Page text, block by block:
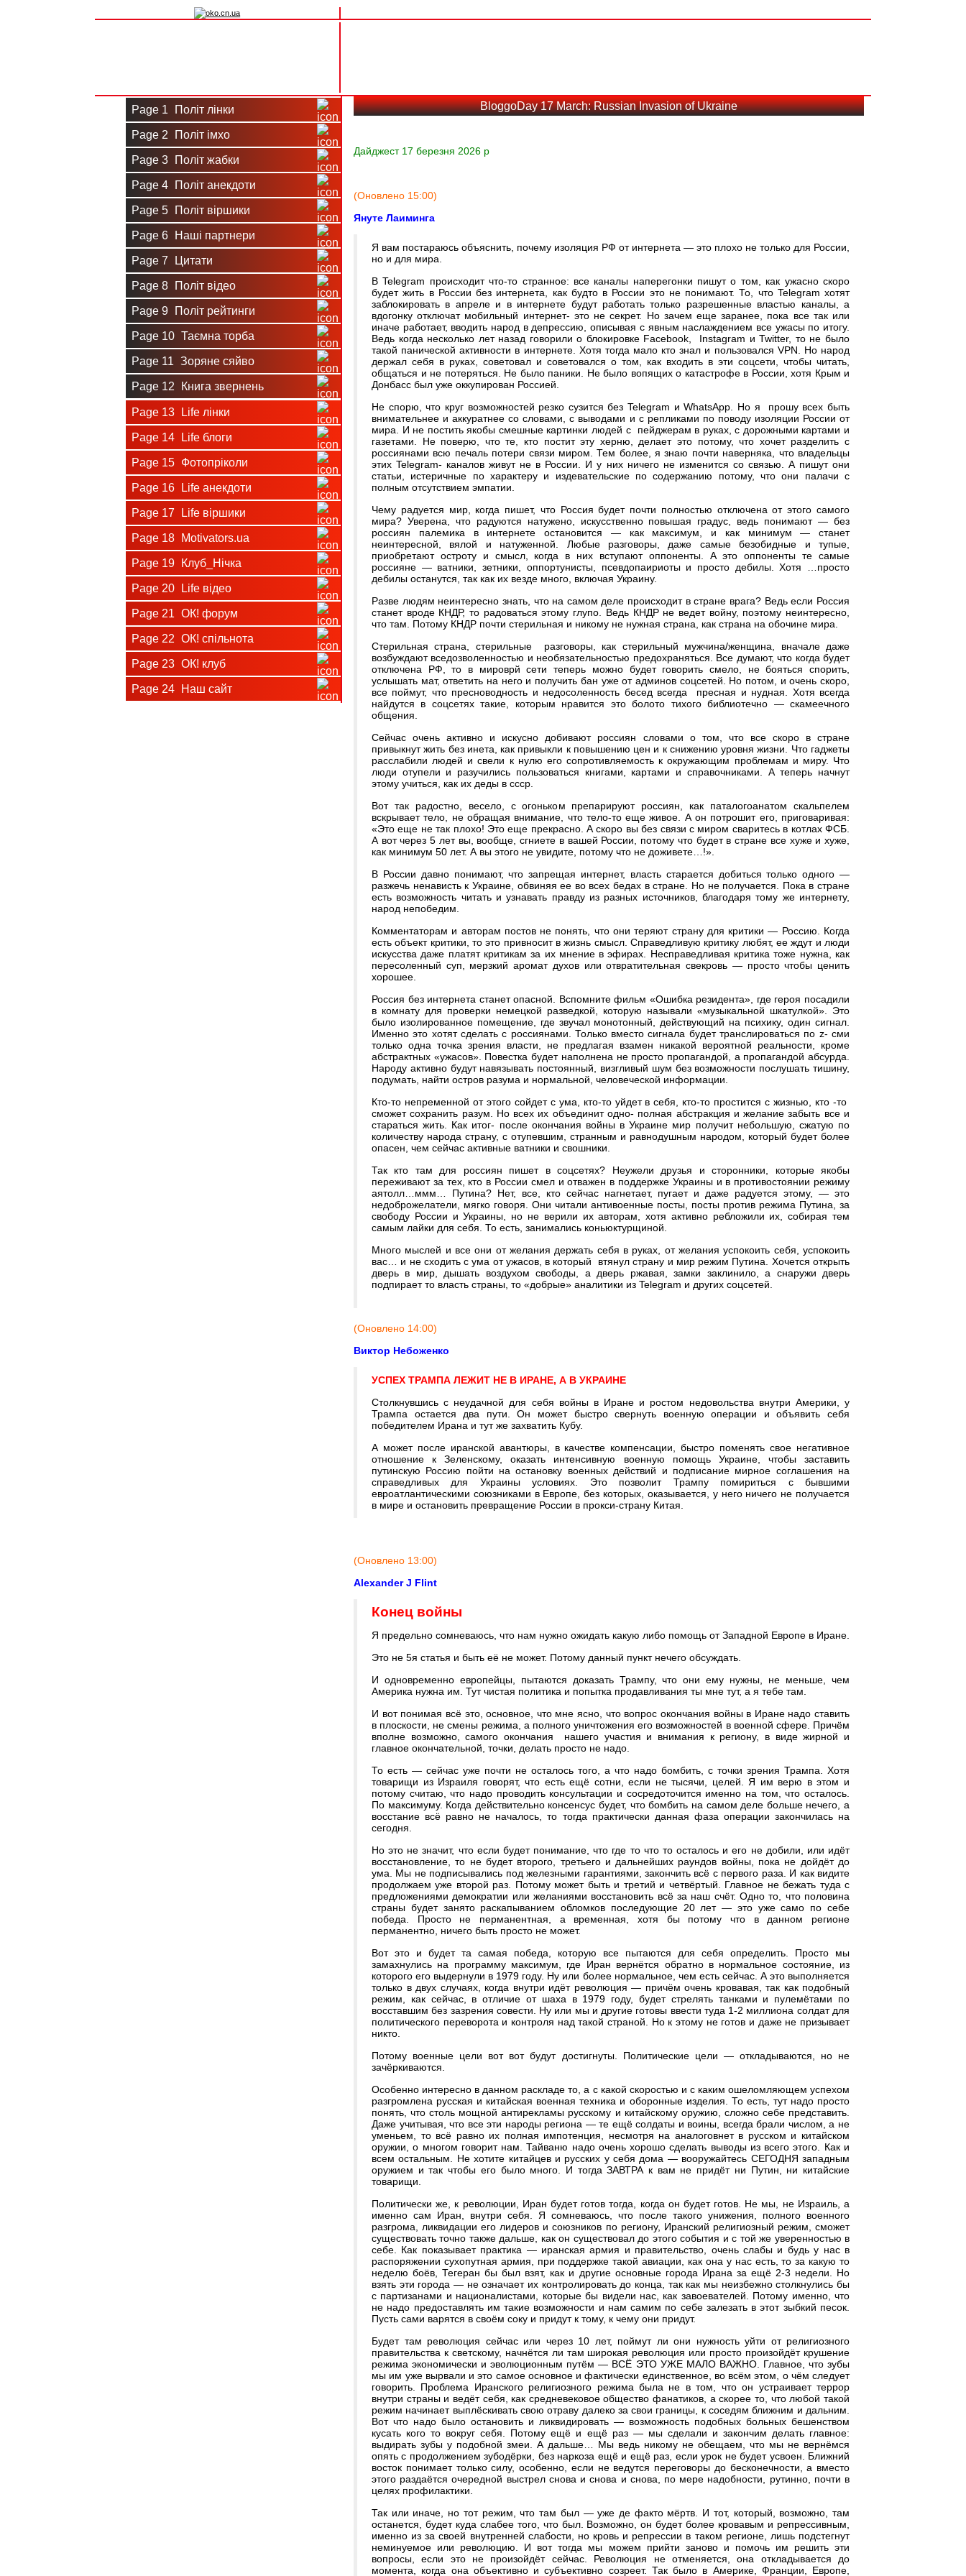
Page 1 Політ лінки
Page 2 Політ імхо
Page 3 Політ жабки
Page 4 Політ анекдоти
Page 5 Політ віршики
Page 6 Наші партнери
Page 7 Цитати
Page 8 Політ відео
Page 9 Політ рейтинги
Page 10 Таємна торба
Page 11 Зоряне сяйво
Page 12 Книга звернень
Page 13 Life лінки
Page 14 Life блоги
Page 15 Фотопріколи
Page 16 Life анекдоти
Page 17 Life віршики
Page 18 Motivators.ua
Page 19 Клуб_Нічка
Page 20 Life відео
Page 21 ОК! форум
Page 22 ОК! спільнота
Page 23 ОК! клуб
Page 24 Наш сайт
BloggoDay 17 March: Russian Invasion of Ukraine
Дайджест 17 березня 2026 р
(Оновлено 15:00)
Януте Лаиминга
Я вам постараюсь объяснить, почему изоляция РФ от интернета — это плохо не только для России,
но и для мира.
В Telegram происходит что-то странное: все каналы наперегонки пишут о том, как ужасно скоро
будет жить в России без интернета, как будто в России это не понимают. То, что Telegram хотят
заблокировать в апреле и в интернете будут работать только разрешенные властью каналы, а
вдогонку отключат мобильный интернет- это не секрет. Но зачем еще заранее, пока все так или
иначе работает, вводить народ в депрессию, описывая с явным наслаждением все ужасы по итогу.
Ведь когда несколько лет назад говорили о блокировке Facebook, Instagram и Twitter, то не было
такой панической активности в интернете. Хотя тогда мало кто знал и пользовался VPN. Но народ
держал себя в руках, советовал и советовался о том, как входить в эти соцсети, чтобы читать,
общаться и не потеряться. Не было паники. Не было вопящих о катастрофе в России, хотя Крым и
Донбасс был уже оккупирован Россией.
Не спорю, что круг возможностей резко сузится без Telegram и WhatsApp. Но я прошу всех быть
внимательнее и аккуратнее со словами, с выводами и с репликами по поводу изоляции России от
мира. И не постить якобы смешные картинки людей с пейджерам в руках, с дорожными картами и
газетами. Не поверю, что те, кто постит эту херню, делает это потому, что хочет разделить с
россиянами всю печаль потери связи миром. Тем более, я знаю почти наверняка, что владельцы
этих Telegram- каналов живут не в России. И у них ничего не изменится со связью. А пишут они
статьи, истеричные по характеру и издевательские по содержанию потому, что они палачи с
полным отсутствием эмпатии.
Чему радуется мир, когда пишет, что Россия будет почти полностью отключена от этого самого
мира? Уверена, что радуются натужено, искусственно повышая градус, ведь понимают — без
россиян палемика в интернете остановится — как максимум, и как минимум — станет
неинтересной, вялой и натуженной. Любые разговоры, даже самые безобидные и тупые,
приобретают остроту и смысл, когда в них вступают оппоненты. А это оппоненты те самые
россияне — ватники, зетники, оппортунисты, псевдопаириоты и просто дебилы. Хотя …просто
дебилы останутся, так как их везде много, включая Украину.
Разве людям неинтересно знать, что на самом деле происходит в стране врага? Ведь если Россия
станет вроде КНДР, то радоваться этому глупо. Ведь КНДР не ведет войну, поэтому неинтересно,
что там. Потому КНДР почти стерильная и никому не нужная страна, как страна на обочине мира.
Стерильная страна, стерильные разговоры, как стерильный мужчина/женщина, вначале даже
возбуждают вседозволенностью и необязательностью предохраняться. Все думают, что когда будет
отключена РФ, то в мироврй сети теперь можно будет говорить смело, не бояться спорить,
услышать мат, ответить на него и получить бан уже от админов соцсетей. Но потом, и очень скоро,
все поймут, что пресноводность и недосоленность бесед всегда пресная и нудная. Хотя всегда
найдутся в соцсетях такие, которым нравится это болото тихого библиотечно — скамеечного
общения.
Сейчас очень активно и искусно добивают россиян словами о том, что все скоро в стране
привыкнут жить без инета, как привыкли к повышению цен и к снижению уровня жизни. Что гаджеты
расслабили людей и свели к нулю его сопротивляемость к окружающим проблемам и миру. Что
люди отупели и разучились пользоваться книгами, картами и справочниками. А теперь начнут
этому учиться, как их деды в ссср.
Вот так радостно, весело, с огоньком препарируют россиян, как паталогоанатом скальпелем
вскрывает тело, не обращая внимание, что тело-то еще живое. А он потрошит его, приговаривая:
«Это еще не так плохо! Это еще прекрасно. А скоро вы без связи с миром сваритесь в котлах ФСБ.
А вот через 5 лет вы, вообще, сгниете в вашей России, потому что будет в стране все хуже и хуже,
как минимум 50 лет. А вы этого не увидите, потому что не доживете…!».
В России давно понимают, что запрещая интернет, власть старается добиться только одного —
разжечь ненависть к Украине, обвиняя ее во всех бедах в стране. Но не получается. Пока в стране
есть возможность читать и узнавать правду из разных источников, благодаря тому же интернету,
народ непобедим.
Комментаторам и авторам постов не понять, что они теряют страну для критики — Россию. Когда
есть объект критики, то это привносит в жизнь смысл. Справедливую критику любят, ее ждут и люди
искусства даже платят критикам за их мнение в эфирах. Несправедливая критика тоже нужна, как
пересоленный суп, мерзкий аромат духов или отвратительная свекровь — просто чтобы ценить
хорошее.
Россия без интернета станет опасной. Вспомните фильм «Ошибка резидента», где героя посадили
в комнату для проверки немецкой разведкой, которую называли «музыкальной шкатулкой». Это
было изолированное помещение, где звучал монотонный, действующий на психику, один сигнал.
Именно это хотят сделать с россиянами. Только вместо сигнала будет транслироваться по z- сми
только одна точка зрения власти, не предлагая взамен никакой вероятной реальности, кроме
абстрактных «ужасов». Повестка будет наполнена не просто пропагандой, а пропагандой абсурда.
Народу активно будут навязывать постоянный, визгливый шум без возможности послушать тишину,
подумать, найти остров разума и нормальной, человеческой информации.
Кто-то непременной от этого сойдет с ума, кто-то уйдет в себя, кто-то простится с жизнью, кто -то
сможет сохранить разум. Но всех их объединит одно- полная абстракция и желание забыть все и
стараться жить. Как итог- после окончания войны в Украине мир получит небольшую, сжатую по
количеству народа страну, с отупевшим, странным и равнодушным народом, который будет более
опасен, чем сейчас активные ватники и свошники.
Так кто там для россиян пишет в соцсетях? Неужели друзья и сторонники, которые якобы
переживают за тех, кто в России смел и отважен в поддержке Украины и в противостоянии режиму
аятолл…ммм… Путина? Нет, все, кто сейчас нагнетает, пугает и даже радуется этому, — это
недоброжелатели, мягко говоря. Они читали антивоенные посты, посты против режима Путина, за
свободу России и Украины, но не верили их авторам, хотя активно ребложили их, собирая тем
самым лайки для себя. То есть, занимались коньюктурщиной.
Много мыслей и все они от желания держать себя в руках, от желания успокоить себя, успокоить
вас… и не сходить с ума от ужасов, в который втянул страну и мир режим Путина. Хочется открыть
дверь в мир, дышать воздухом свободы, а дверь ржавая, замки заклинило, а снаружи дверь
подпирает то власть страны, то «добрые» аналитики из Telegram и других соцсетей.
(Оновлено 14:00)
Виктор Небоженко
УСПЕХ ТРАМПА ЛЕЖИТ НЕ В ИРАНЕ, А В УКРАИНЕ
Столкнувшись с неудачной для себя войны в Иране и ростом недовольства внутри Америки, у
Трампа остается два пути. Он может быстро свернуть военную операции и объявить себя
победителем Ирана и тут же захватить Кубу.
А может после иранской авантюры, в качестве компенсации, быстро поменять свое негативное
отношение к Зеленскому, оказать интенсивную военную помощь Украине, чтобы заставить
путинскую Россию пойти на остановку военных действий и подписание мирное соглашения на
справедливых для Украины условиях. Это позволит Трампу помириться с бывшими
евроатлантическими союзниками в Европе, без которых, оказывается, у него ничего не получается
в мире и остановить превращение России в прокси-страну Китая.
(Оновлено 13:00)
Alexander J Flint
Конец войны
Я предельно сомневаюсь, что нам нужно ожидать какую либо помощь от Западной Европе в Иране.
Это не 5я статья и быть её не может. Потому данный пункт нечего обсуждать.
И одновременно европейцы, пытаются доказать Трампу, что они ему нужны, не меньше, чем
Америка нужна им. Тут чистая политика и попытка продавливания ты мне тут, а я тебе там.
И вот понимая всё это, основное, что мне ясно, что вопрос окончания войны в Иране надо ставить
в плоскости, не смены режима, а полного уничтожения его возможностей в военной сфере. Причём
вполне возможно, самого окончания нашего участия и внимания к региону, в виде жирной и
главное окончательной, точки, делать просто не надо.
То есть — сейчас уже почти не осталось того, а что надо бомбить, с точки зрения Трампа. Хотя
товарищи из Израиля говорят, что есть ещё сотни, если не тысячи, целей. Я им верю в этом и
потому считаю, что надо проводить консультации и сосредоточится именно на том, что осталось.
По максимуму. Когда действительно консенсус будет, что бомбить на самом деле больше нечего, а
восстание всё равно не началось, то тогда практически данная фаза операции закончилась на
сегодня.
Но это не значит, что если будет понимание, что где то что то осталось и его не добили, или идёт
восстановление, то не будет второго, третьего и дальнейших раундов войны, пока не дойдёт до
ума. Мы не подписывались под железными гарантиями, закончить всё с первого раза. И как видите
продолжаем уже второй раз. Потому может быть и третий и четвёртый. Главное не бежать туда с
предложениями демократии или желаниями восстановить всё за наш счёт. Одно то, что половина
страны будет занято раскапыванием обломков последующие 20 лет — это уже само по себе
победа. Просто не перманентная, а временная, хотя бы потому что в данном регионе
перманентно, ничего быть просто не может.
Вот это и будет та самая победа, которую все пытаются для себя определить. Просто мы
замахнулись на программу максимум, где Иран вернётся обратно в нормальное состояние, из
которого его выдернули в 1979 году. Ну или более нормальное, чем есть сейчас. А это выполняется
только в двух случаях, когда внутри идёт революция — причём очень кровавая, так как подобный
режим, как сейчас, в отличие от шаха в 1979 году, будет стрелять танками и пулемётами по
восставшим без зазрения совести. Ну или мы и другие готовы ввести туда 1-2 миллиона солдат для
политического переворота и контроля над такой страной. Но к этому не готов и даже не призывает
никто.
Потому военные цели вот вот будут достигнуты. Политические цели — откладываются, но не
зачёркиваются.
Особенно интересно в данном раскладе то, а с какой скоростью и с каким ошеломляющем успехом
разгромлена русская и китайская военная техника и оборонные изделия. То есть, тут надо просто
понять, что столь мощной антирекламы русскому и китайскому оружию, сложно себе представить.
Даже учитывая, что все эти народы региона — те ещё солдаты и воины, всегда брали числом, а не
уменьем, то всё равно их полная импотенция, несмотря на аналоговнет в русском и китайском
оружии, о многом говорит нам. Тайваню надо очень хорошо сделать выводы из всего этого. Как и
всем остальным. Не хотите китайцев и русских у себя дома — вооружайтесь СЕГОДНЯ западным
оружием и так чтобы его было много. И тогда ЗАВТРА к вам не придёт ни Путин, ни китайские
товарищи.
Политически же, к революции, Иран будет готов тогда, когда он будет готов. Не мы, не Израиль, а
именно сам Иран, внутри себя. Я сомневаюсь, что после такого унижения, полного военного
разгрома, ликвидации его лидеров и союзников по региону, Иранский религиозный режим, сможет
существовать точно также дальше, как он существовал до этого события и с той же уверенностью в
себе. Как показывает практика — иранская армия и правительство, очень слабы и будь у нас в
распоряжении сухопутная армия, при поддержке такой авиации, как она у нас есть, то за какую то
неделю боёв, Тегеран бы был взят, как и другие основные города Ирана за ещё 2-3 недели. Но
взять эти города — не означает их контролировать до конца, так как мы неизбежно столкнулись бы
с партизанами и националистами, которые бы видели нас, как завоевателей. Потому именно, что
не надо предоставлять им такие возможности и нам самим по себе залезать в этот зыбкий песок.
Пусть сами варятся в своём соку и придут к тому, к чему они придут.
Будет там революция сейчас или через 10 лет, поймут ли они нужность уйти от религиозного
правительства к светскому, начнётся ли там широкая революция или просто произойдёт крушение
режима экономически и эволюционным путём — ВСЁ ЭТО УЖЕ МАЛО ВАЖНО. Главное, что зубы
мы им уже вырвали и это самое основное и фактически единственное, во всём этом, о чём следует
говорить. Проблема Иранского религиозного режима была не в том, что он устраивает террор
внутри страны и ведёт себя, как средневековое общество фанатиков, а скорее то, что любой такой
режим начинает выплёскивать свою отраву далеко за свои границы, к соседям ближним и дальним.
Вот что надо было остановить и ликвидировать — возможность подобных больных бешенством
кусать кого то вокруг себя. Потому ещё и ещё раз — мы сделали и закончим делать главное:
выдирать зубы у подобной змеи. А дальше… Мы ведь никому не обещаем, что мы не вернёмся
опять с продолжением зубодёрки, без наркоза ещё и ещё раз, если урок не будет усвоен. Ближний
восток понимает только силу, особенно, если не ведутся переговоры до бесконечности, а вместо
этого раздаётся очередной выстрел снова и снова и снова, по мере надобности, рутинно, почти в
целях профилактики.
Так или иначе, но тот режим, что там был — уже де факто мёртв. И тот, который, возможно, там
останется, будет куда слабее того, что был. Возможно, он будет более кровавым и репрессивным,
именно из за своей внутренней слабости, но кровь и репрессии в таком регионе, лишь подстегнут
неминуемое или революцию. И вот тогда мы можем прийти заново и помочь им решить эти
вопросы, если это не произойдёт сейчас. Революция не отменяется, она откладывается до
момента, когда она объективно и субъективно созреет. Так было в Америке, Франции, Европе,